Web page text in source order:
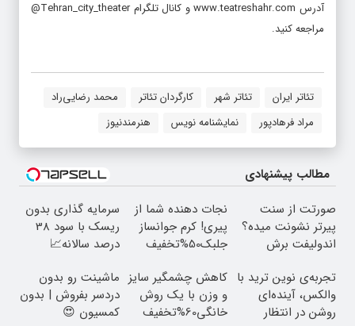
آدرس www.teatreshahr.com و کانال تلگرام Tehran_city_theater@
مراجعه کنید.
تئاتر ایران تئاتر شهر کارگردان تئاتر
محمد رضایی‌راد
مراد فرهادپور
نمایشنامه نویس هنرمندنیوز
مطالب پیشنهادی
صورتت از سنت
پیرتر نشونت میده؟
اندولیفت برش
نجات دهنده شما از
پیری! کرم جوانساز
جلبک50%تخفیف
سرمایه گذاری بدون
ریسک با سود 38
درصد سالانه📈
تجربه‌ی نوین ترید با
والکس، آینده‌ای
روشن در انتظار
کاهش چشمگیر سایز
و وزن با یک روش
خانگی60%تخفیف
ماشینت رو بدون
دردسر بفروش | بدون
کمسیون 😍